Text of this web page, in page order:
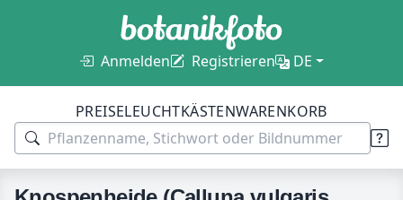
Anmelden Registrieren DE
PREISELEUCHTKÄSTENWARENKORB